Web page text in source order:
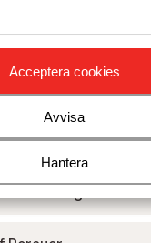
Acceptera cookies
Avvisa
Hantera
i Ski